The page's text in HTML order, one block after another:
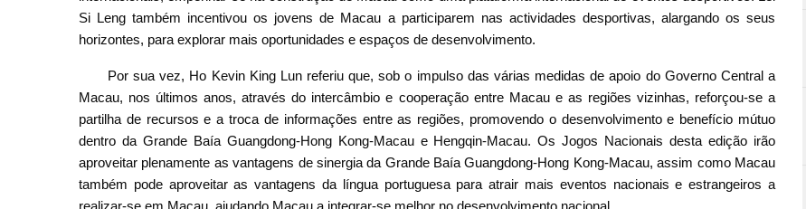
Si Leng também incentivou os jovens de Macau a participarem nas actividades desportivas, alargando os seus
horizontes, para explorar mais oportunidades e espaços de desenvolvimento.
Por sua vez, Ho Kevin King Lun referiu que, sob o impulso das várias medidas de apoio do Governo Central a
Macau, nos últimos anos, através do intercâmbio e cooperação entre Macau e as regiões vizinhas, reforçou-se a
partilha de recursos e a troca de informações entre as regiões, promovendo o desenvolvimento e benefício mútuo
dentro da Grande Baía Guangdong-Hong Kong-Macau e Hengqin-Macau. Os Jogos Nacionais desta edição irão
aproveitar plenamente as vantagens de sinergia da Grande Baía Guangdong-Hong Kong-Macau, assim como Macau
também pode aproveitar as vantagens da língua portuguesa para atrair mais eventos nacionais e estrangeiros a
realizar-se em Macau, ajudando Macau a integrar-se melhor no desenvolvimento nacional.